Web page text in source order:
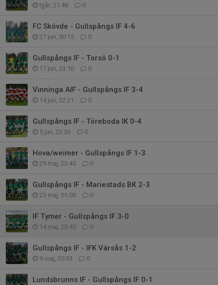
Igår, 21:48 0
FC Skövde - Gullspångs IF 4-6
27 jun, 00:15 0
Gullspångs IF - Torsö 0-1
17 jun, 23:10 0
Vinninga AIF - Gullspångs IF 3-4
14 jun, 22:21 0
Gullspångs IF - Töreboda IK 0-4
5 jun, 23:36 0
Hova/weimer - Gullspångs IF 1-3
29 maj, 23:45 0
Gullspångs IF - Mariestads BK 2-3
23 maj, 01:00 0
IF Tymer - Gullspångs IF 3-0
14 maj, 20:40 0
Gullspångs IF - IFK Värsås 1-2
9 maj, 20:33 0
Lundsbrunns IF - Gullspångs IF 0-1